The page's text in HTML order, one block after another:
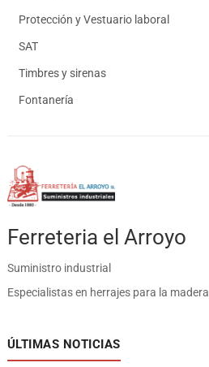
Protección y Vestuario laboral
SAT
Timbres y sirenas
Fontanería
Ferreteria el Arroyo
Suministro industrial
Especialistas en herrajes para la madera
ÚLTIMAS NOTICIAS